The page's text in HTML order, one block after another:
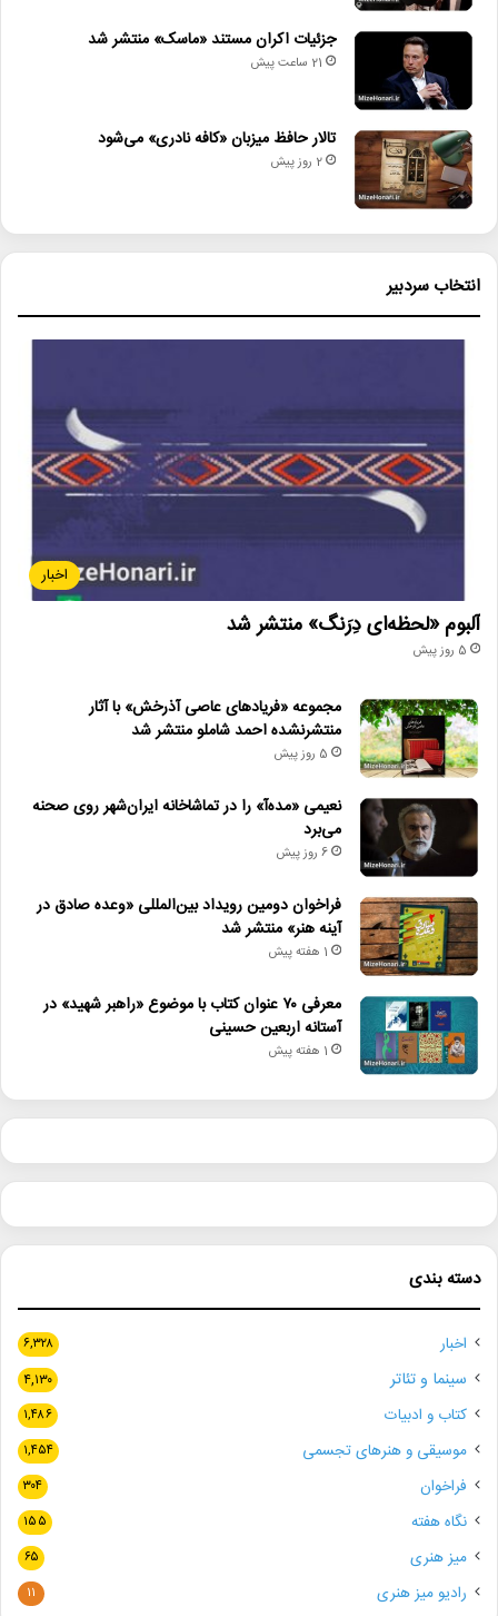
جزئیات اکران مستند «ماسک» منتشر شد
21 ساعت پیش
تالار حافظ میزبان «کافه نادری» می‌شود
2 روز پیش
انتخاب سردبیر
اخبار
آلبوم «لحظه‌ای دِرَنگ» منتشر شد
5 روز پیش
مجموعه «فریادهای عاصی آذرخش» با آثار
منتشرنشده احمد شاملو منتشر شد
5 روز پیش
نعیمی «مده‌آ» را در تماشاخانه ایران‌شهر روی صحنه
می‌برد
6 روز پیش
فراخوان دومین رویداد بین‌المللی «وعده صادق در
آینه هنر» منتشر شد
1 هفته پیش
معرفی ۷۰ عنوان کتاب با موضوع «راهبر شهید» در
آستانه اربعین حسینی
1 هفته پیش
دسته بندی
اخبار ۶,۳۲۸
سینما و تئاتر ۴,۱۳۰
کتاب و ادبیات ۱,۴۸۶
موسیقی و هنرهای تجسمی ۱,۴۵۴
فراخوان ۳۰۴
نگاه هفته ۱۵۵
میز هنری ۶۵
رادیو میز هنری ۱۱